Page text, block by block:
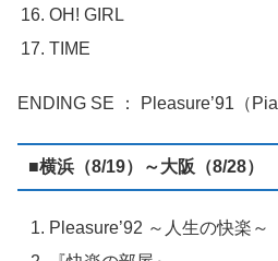
OH! GIRL
TIME
ENDING SE ： Pleasure’91（
■横浜（8/19）～大阪（8/28）
Pleasure’92 ～人生の快楽～